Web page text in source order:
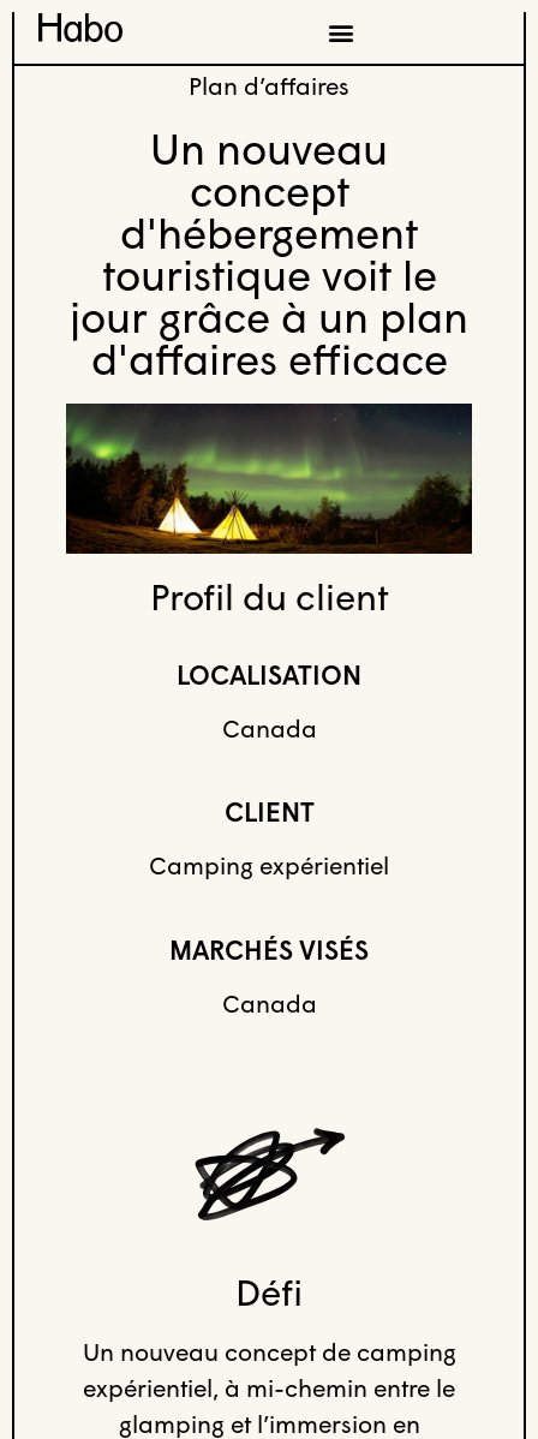
Plan d’affaires
Un nouveau
concept
d'hébergement
touristique​ voit le
jour grâce à un plan
d'affaires efficace
Profil du client
LOCALISATION
Canada
CLIENT
Camping expérientiel
MARCHÉS VISÉS
Canada
Défi
Un nouveau concept de camping
expérientiel, à mi-chemin entre le
glamping et l’immersion en